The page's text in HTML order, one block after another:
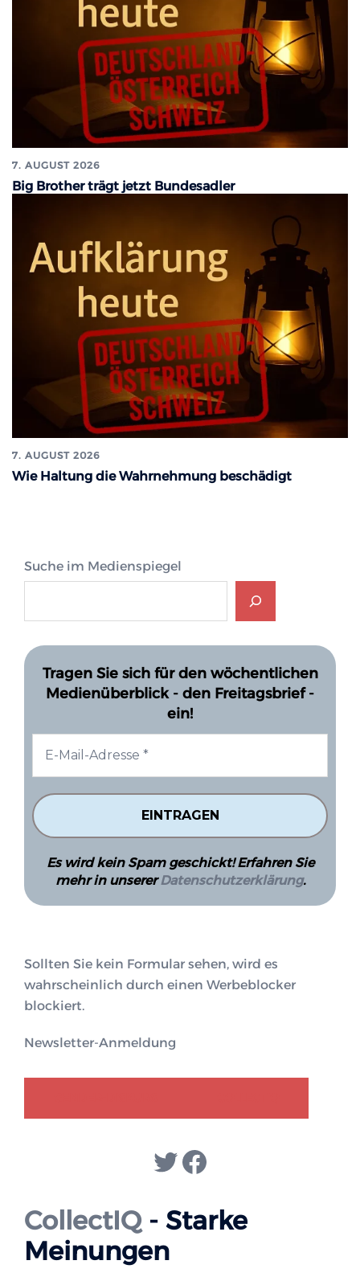
7. AUGUST 2026
Big Brother trägt jetzt Bundesadler
7. AUGUST 2026
Wie Haltung die Wahrnehmung beschädigt
Suche im Medienspiegel
Tragen Sie sich für den wöchentlichen
Medienüberblick - den Freitagsbrief -
ein!
Es wird kein Spam geschickt! Erfahren Sie
mehr in unsererDatenschutzerklärung.
Sollten Sie kein Formular sehen, wird es
wahrscheinlich durch einen Werbeblocker
blockiert.
Newsletter-Anmeldung
Twitter
Facebook
CollectIQ- Starke
Meinungen